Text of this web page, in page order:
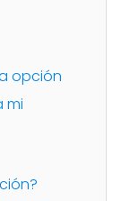
opción
mi